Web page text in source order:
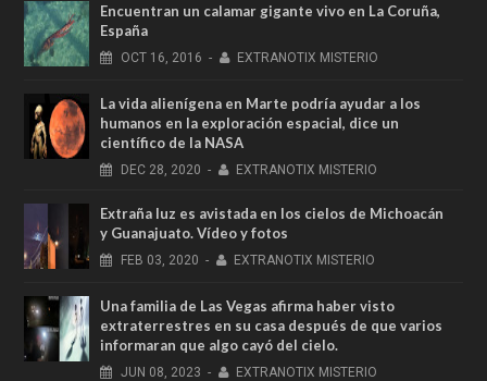
Encuentran un calamar gigante vivo en La Coruña,
España
OCT 16, 2016 - EXTRANOTIX MISTERIO
La vida alienígena en Marte podría ayudar a los
humanos en la exploración espacial, dice un
científico de la NASA
DEC 28, 2020 - EXTRANOTIX MISTERIO
Extraña luz es avistada en los cielos de Michoacán
y Guanajuato. Vídeo y fotos
FEB 03, 2020 - EXTRANOTIX MISTERIO
Una familia de Las Vegas afirma haber visto
extraterrestres en su casa después de que varios
informaran que algo cayó del cielo.
JUN 08, 2023 - EXTRANOTIX MISTERIO